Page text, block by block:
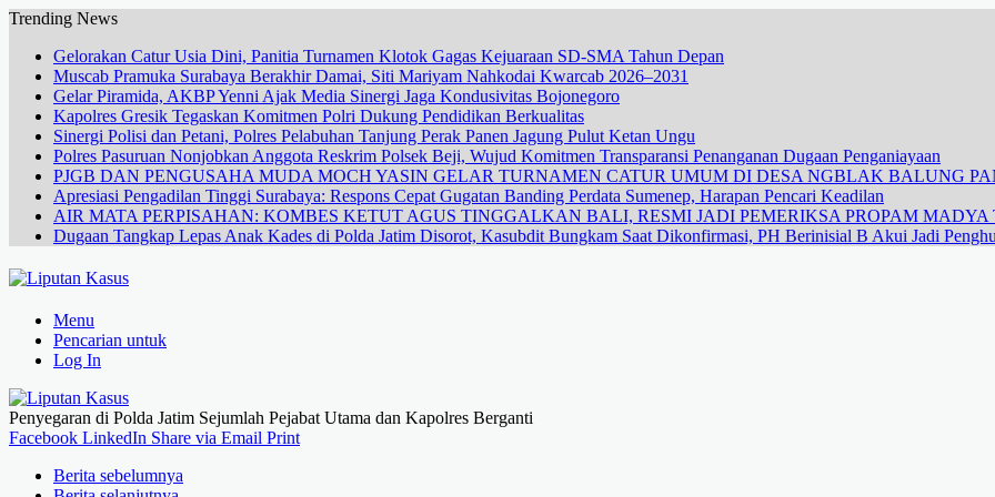
Trending News
Gelorakan Catur Usia Dini, Panitia Turnamen Klotok Gagas Kejuaraan SD-SMA Tahun Depan
Muscab Pramuka Surabaya Berakhir Damai, Siti Mariyam Nahkodai Kwarcab 2026–2031
Gelar Piramida, AKBP Yenni Ajak Media Sinergi Jaga Kondusivitas Bojonegoro
Kapolres Gresik Tegaskan Komitmen Polri Dukung Pendidikan Berkualitas
Sinergi Polisi dan Petani, Polres Pelabuhan Tanjung Perak Panen Jagung Pulut Ketan Ungu
Polres Pasuruan Nonjobkan Anggota Reskrim Polsek Beji, Wujud Komitmen Transparansi Penanganan Dugaan Penganiayaan
PJGB DAN PENGUSAHA MUDA MOCH YASIN GELAR TURNAMEN CATUR UMUM DI DESA NGBLAK BALUNG
Apresiasi Pengadilan Tinggi Surabaya: Respons Cepat Gugatan Banding Perdata Sumenep, Harapan Pencari Keadilan
AIR MATA PERPISAHAN: KOMBES KETUT AGUS TINGGALKAN BALI, RESMI JADI PEMERIKSA PROPAM
Dugaan Tangkap Lepas Anak Kades di Polda Jatim Disorot, Kasubdit Bungkam Saat Dikonfirmasi, PH Berinisial B Akui Jadi
Menu
Pencarian untuk
Log In
Penyegaran di Polda Jatim Sejumlah Pejabat Utama dan Kapolres Berganti
Facebook LinkedIn Share via Email Print
Berita sebelumnya